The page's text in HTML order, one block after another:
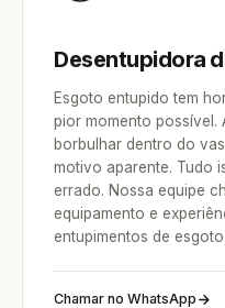
Desentupidora
Esgoto entupido tem
pior momento possível.
borbulhar dentro do
motivo aparente. Tudo
errado. Nossa equipe
equipamento e
entupimentos de esgoto.
Chamar no WhatsApp